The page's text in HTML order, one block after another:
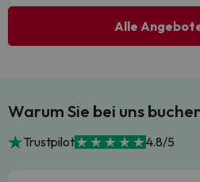
Alle
Warum Sie bei uns
Trustpilot 4.8/5